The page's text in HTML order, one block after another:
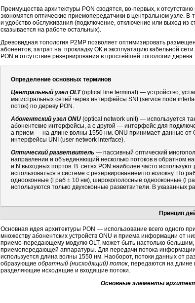
Преимущества архитектуры PON сводятся, во-первых, к
экономятся оптические приемопередатчики в центральном узле. В-
и удобство обслуживания (подключение, отключение или выход из
сказывается на работе остальных).
Древовидная топология P2MP позволяет оптимизировать
абонентов, затрат на прокладку ОК и эксплуатацию кабельной
PON и отсутствие резервирования в простейшей топологии дерева.
Определение основных терминов
Центральный узел OLT(optical line terminal) — устройство,
магистральных сетей через интерфейсы SNI (service node
поток) по дереву PON.
Абонентский узел ONU (optical network unit) — используется
абонентские интерфейсы, а с другой — интерфейс для
а прием — на длине волны 1550 нм. ONU принимает данные от
интерфейсы UNI (user network interface).
Оптический разветвитель — пассивный оптический
направлении и объединяющий несколько потоков в обратном
и N выходных портов. В сетях PON наиболее часто
использоваться в системе с резервированием по волокну. По
однооконные (l раб ± 10 нм), широкополосные однооконные (l
используются только двухоконные разветвители. В указанных
Принцип
Основная идея архитектуры PON — использование всего одного
множеству абонентских устройств ONU и приема информации от
приемо-передающему модулю OLT, может быть настолько
приемопередающей аппаратуры. Для передачи потока
используется длина волны 1550 нм. Наоборот, потоки данных от
образующие обратный (нисходящий) поток, передаются на длине
разделяющие исходящие и входящие потоки.
Основные элементы